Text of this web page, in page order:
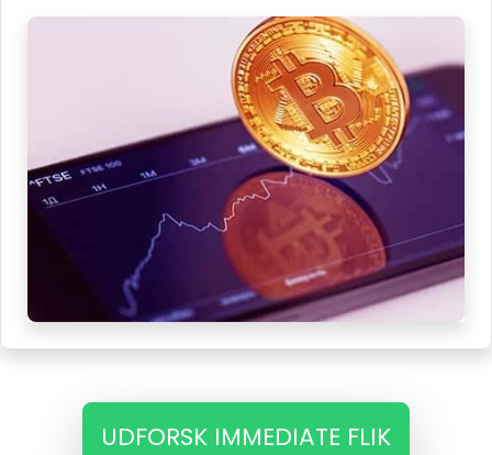
UDFORSK IMMEDIATE FLIK